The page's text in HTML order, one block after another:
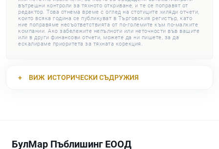
вътрешни контроли за тяхното откриване, и те се поправят от
редактор. Това отнема време с оглед на стотиците хиляди отчети,
които всяка година се публикуват в Търговския регистър, като
ние поправяме несъответствията от по-големите към по-малките
компании. Ако забележите непълноти или неточности във вашите
или в други финансови отчети, можете да ни пишете, за да
ескалираме приоритета за тяхната корекция.
ВИЖ ИСТОРИЧЕСКИ СЪДРУЖИЯ
БулМар Пъблишинг ЕООД